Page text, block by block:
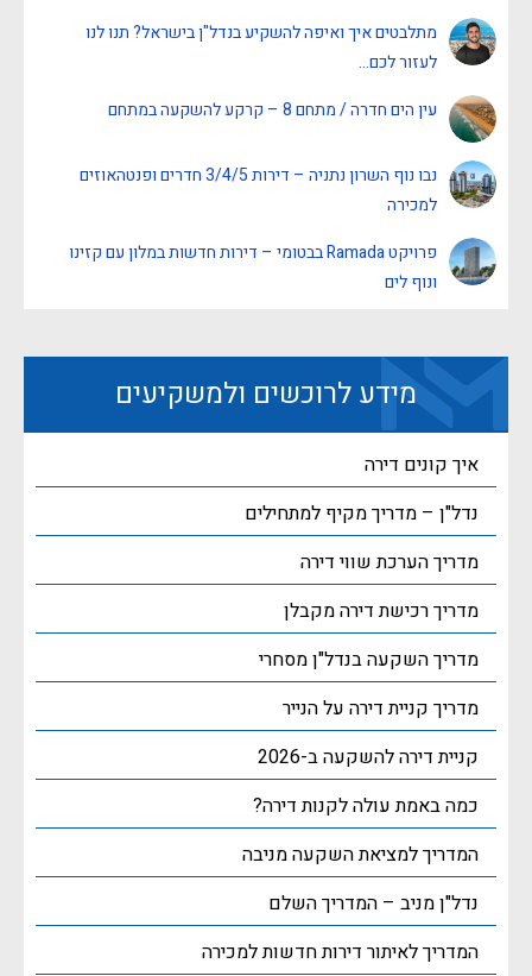
מתלבטים איך ואיפה להשקיע בנדל"ן בישראל? תנו לנו
לעזור לכם…
עין הים חדרה / מתחם 8 – קרקע להשקעה במתחם
נבו נוף השרון נתניה – דירות 3/4/5 חדרים ופנטהאוזים
למכירה
פרויקט Ramada בבטומי – דירות חדשות במלון עם קזינו
ונוף לים
מידע לרוכשים ולמשקיעים
איך קונים דירה
נדל"ן – מדריך מקיף למתחילים
מדריך הערכת שווי דירה
מדריך רכישת דירה מקבלן
מדריך השקעה בנדל"ן מסחרי
מדריך קניית דירה על הנייר
קניית דירה להשקעה ב-2026
כמה באמת עולה לקנות דירה?
המדריך למציאת השקעה מניבה
נדל"ן מניב – המדריך השלם
המדריך לאיתור דירות חדשות למכירה